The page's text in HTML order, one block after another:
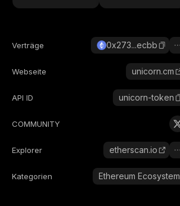
Verträge 0x273...ecbb
Webseite unicorn.cm
API ID unicorn-token
COMMUNITY
Explorer etherscan.io
Kategorien Ethereum Ecosystem